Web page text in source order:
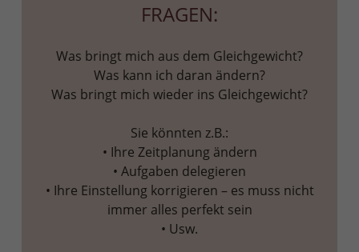
FRAGEN:
Was bringt mich aus dem Gleichgewicht?
Was kann ich daran ändern?
Was bringt mich wieder ins Gleichgewicht?
Sie könnten z.B.:
• Ihre Zeitplanung ändern
• Aufgaben delegieren
• Ihre Einstellung korrigieren – es muss nicht
immer alles perfekt sein
• Usw.